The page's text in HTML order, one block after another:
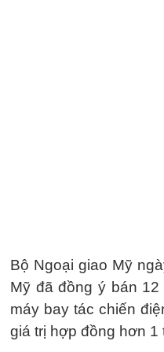
Bộ Ngoại giao Mỹ
Mỹ đã đồng ý bán
máy bay tác chiến
giá trị hợp đồng hơn 1